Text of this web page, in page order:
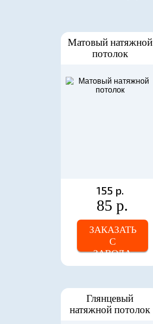
Матовый натяжной
потолок
155 р.
85 р.
ЗАКАЗАТЬ
С
ЗАВОДА
Глянцевый
натяжной потолок